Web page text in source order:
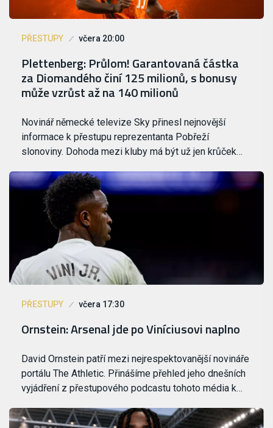
PŘESTUPY včera 20:00
Plettenberg: Průlom! Garantovaná částka
za Diomandého činí 125 milionů, s bonusy
může vzrůst až na 140 milionů
Novinář německé televize Sky přinesl nejnovější
informace k přestupu reprezentanta Pobřeží
slonoviny. Dohoda mezi kluby má být už jen krůček…
PŘESTUPY včera 17:30
Ornstein: Arsenal jde po Viníciusovi naplno
David Ornstein patří mezi nejrespektovanější novináře
portálu The Athletic. Přinášíme přehled jeho dnešních
vyjádření z přestupového podcastu tohoto média k…